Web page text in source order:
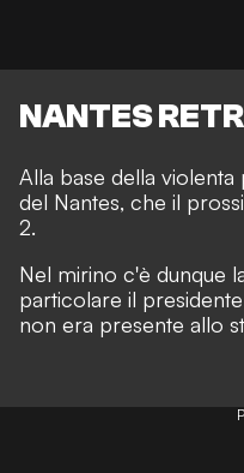
NANTES
Alla base della
del Nantes, che il
2.
Nel mirino c'è dunque
particolare il
non era presente allo